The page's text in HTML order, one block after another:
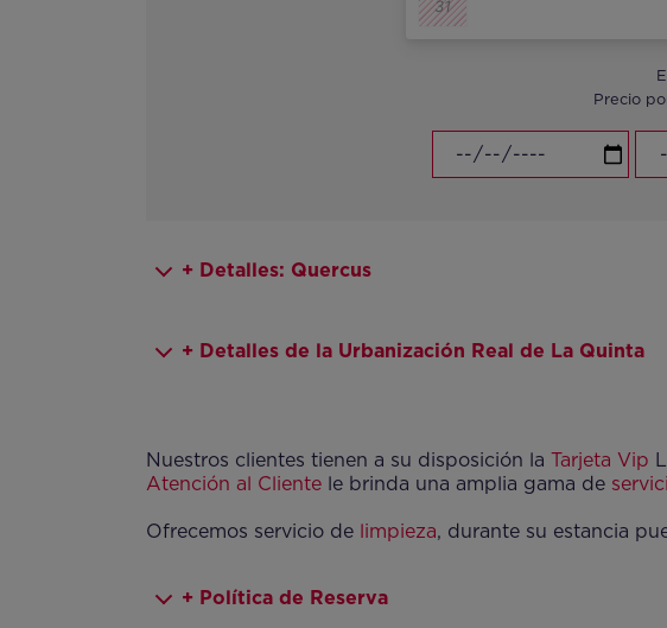
Precio
+ Detalles: Quercus
+ Detalles de la Urbanización Real de La Quinta
Nuestros clientes tienen a su disposición la Tarjeta Vip
Atención al Clientele brinda una amplia gama de
Ofrecemos servicio de limpieza, durante su estancia
+ Política de Reserva